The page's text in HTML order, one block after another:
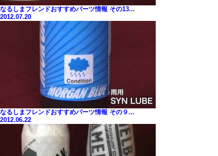
なるしまフレンドおすすめパーツ情報 その13...
2012.07.20
なるしまフレンドおすすめパーツ情報 その９...
2012.06.22